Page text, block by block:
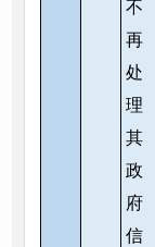
不
再
处
理
其
政
府
信